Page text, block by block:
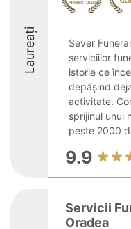
Laureați
Sever
serviciilor
istorie ce
depășind
activitate.
sprijinul unui
peste 2000
9.9
Servicii
Oradea